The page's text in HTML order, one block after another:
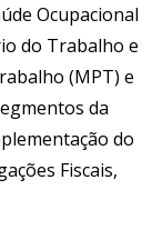
Ocupacional
do Trabalho e
(MPT) e
da
do
Fiscais,